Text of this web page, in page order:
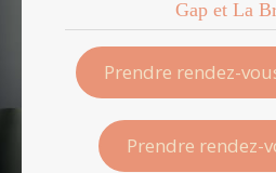
Gap et La
Prendre rendez-
Prendre rendez-